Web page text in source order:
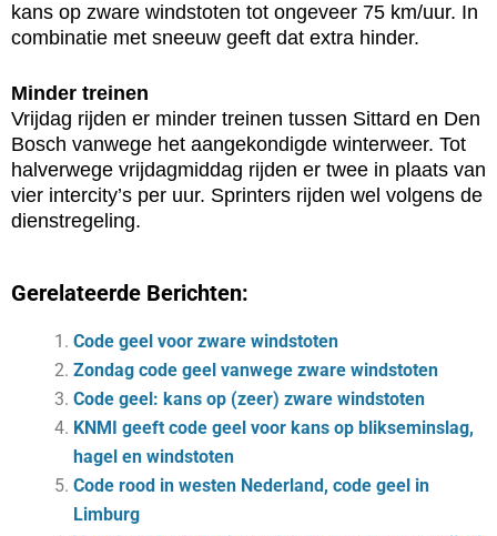
kans op zware windstoten tot ongeveer 75 km/uur. In
combinatie met sneeuw geeft dat extra hinder.
Minder treinen
Vrijdag rijden er minder treinen tussen Sittard en Den
Bosch vanwege het aangekondigde winterweer. Tot
halverwege vrijdagmiddag rijden er twee in plaats van
vier intercity’s per uur. Sprinters rijden wel volgens de
dienstregeling.
Gerelateerde Berichten:
Code geel voor zware windstoten
Zondag code geel vanwege zware windstoten
Code geel: kans op (zeer) zware windstoten
KNMI geeft code geel voor kans op blikseminslag,
hagel en windstoten
Code rood in westen Nederland, code geel in
Limburg